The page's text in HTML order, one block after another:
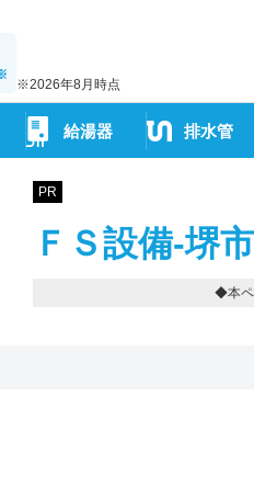
※2026年8月時点
給湯器 排水管
PR
ＦＳ設備-堺市
◆本ペ